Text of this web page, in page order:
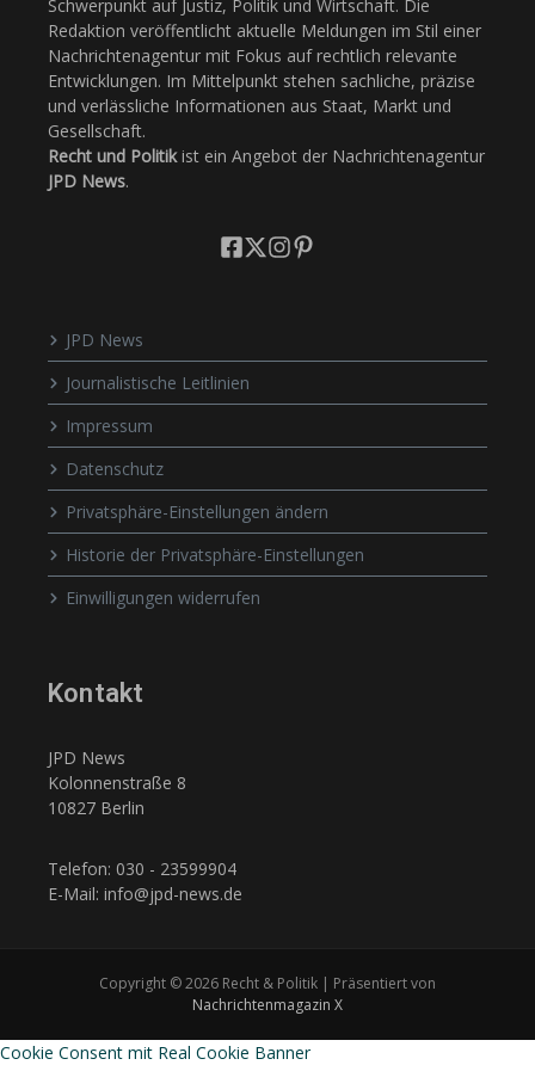
Schwerpunkt auf Justiz, Politik und Wirtschaft. Die
Redaktion veröffentlicht aktuelle Meldungen im Stil einer
Nachrichtenagentur mit Fokus auf rechtlich relevante
Entwicklungen. Im Mittelpunkt stehen sachliche, präzise
und verlässliche Informationen aus Staat, Markt und
Gesellschaft.
Recht und Politikist ein Angebot der Nachrichtenagentur
JPD News.
JPD News
Journalistische Leitlinien
Impressum
Datenschutz
Privatsphäre-Einstellungen ändern
Historie der Privatsphäre-Einstellungen
Einwilligungen widerrufen
Kontakt
JPD News
Kolonnenstraße 8
10827 Berlin
Telefon: 030 - 23599904
E-Mail: info@jpd-news.de
Copyright © 2026 Recht & Politik | Präsentiert von
Nachrichtenmagazin X
Cookie Consent mit Real Cookie Banner